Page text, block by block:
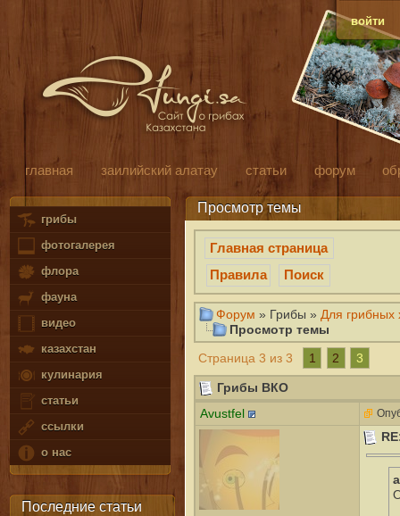
войти
главная заилийский алатау статьи форум
грибы
фотогалерея
флора
фауна
видео
казахстан
кулинария
статьи
ссылки
о нас
Последние статьи
Просмотр темы
Главная страница
Правила
Поиск
Форум » Грибы » Для грибных
Просмотр темы
Страница 3 из 3 1 2 3
Грибы ВКО
Avustfel